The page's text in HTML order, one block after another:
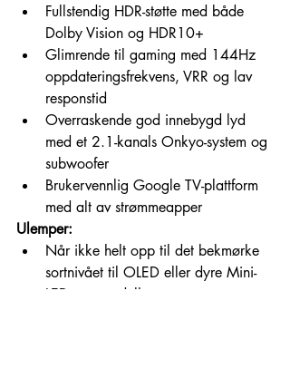
Fullstendig HDR-støtte med både
Dolby Vision og HDR10+
Glimrende til gaming med 144Hz
oppdateringsfrekvens, VRR og lav
responstid
Overraskende god innebygd lyd
med et 2.1-kanals Onkyo-system og
subwoofer
Brukervennlig Google TV-plattform
med alt av strømmeapper
Ulemper:
Når ikke helt opp til det bekmørke
sortnivået til OLED eller dyre Mini-
LED-toppmodeller